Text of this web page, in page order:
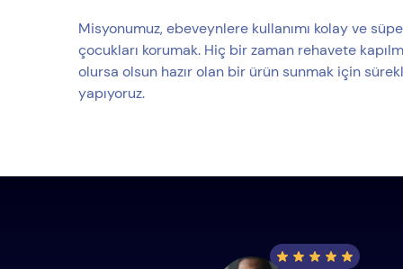
Misyonumuz, ebeveynlere kullanımı kolay ve
çocukları korumak. Hiç bir zaman rehavete
olursa olsun hazır olan bir ürün sunmak için
yapıyoruz.